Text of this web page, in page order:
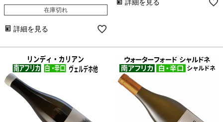
在庫切れ
詳細を見る
詳細を見る